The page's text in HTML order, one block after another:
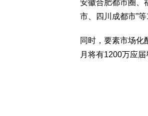
安徽合肥都市圈、
市、四川成都市”等
同时，要素市场化
月将有1200万应